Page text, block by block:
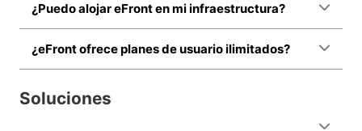
¿Puedo alojar eFront en mi infraestructura?
¿eFront ofrece planes de usuario ilimitados?
Soluciones